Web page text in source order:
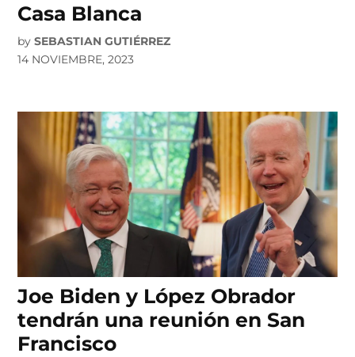
Casa Blanca
by SEBASTIAN GUTIÉRREZ
14 NOVIEMBRE, 2023
Joe Biden y López Obrador
tendrán una reunión en San
Francisco